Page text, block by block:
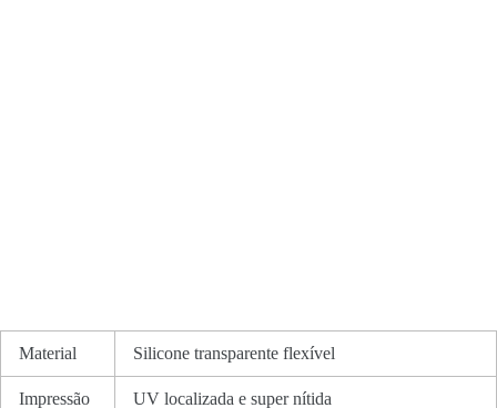
Material Silicone transparente flexível
Impressão UV localizada e super nítida